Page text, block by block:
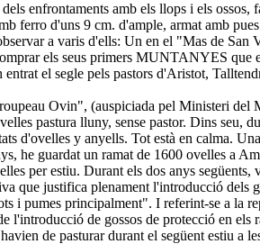
enfrontaments amb els llops i els
ferro d'uns 9 cm. d'ample, armat amb
a varis d'ells: Un en el "Mas de
els seus primers MUNTANYES
el segle pels pastors d'Aristot,
Ovin", (auspiciada pel Ministeri
pastura lluny, sense pastor. Dins seu,
d'ovelles y anyells. Tot està en calma.
he guardat un ramat de 1600 ovelles a
per estiu. Durant els dos anys
que justifica plenament l'introducció dels
i pumes principalment". I referint-se a
l'introducció de gossos de protecció en
de pasturar durant el següent estiu a